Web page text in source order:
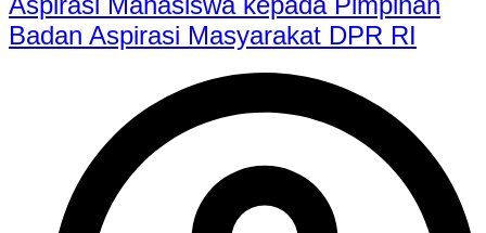
Badan Aspirasi Masyarakat DPR RI